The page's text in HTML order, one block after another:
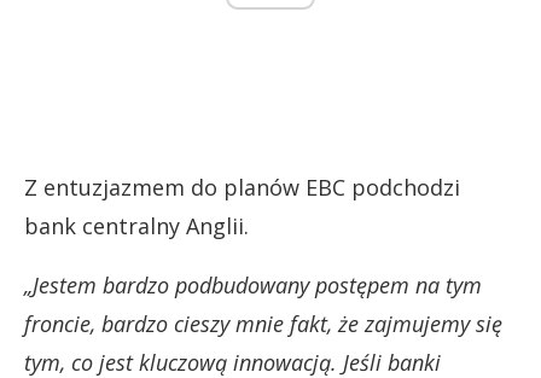
Z entuzjazmem do planów EBC podchodzi
bank centralny Anglii.
„Jestem bardzo podbudowany postępem na tym
froncie, bardzo cieszy mnie fakt, że zajmujemy się
tym, co jest kluczową innowacją. Jeśli banki